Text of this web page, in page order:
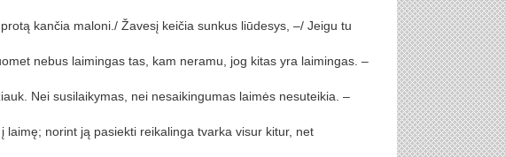
kančia maloni./ Žavesį keičia sunkus liūdesys, –/ Jeigu tu
nebus laimingas tas, kam neramu, jog kitas yra laimingas. –
Nei susilaikymas, nei nesaikingumas laimės nesuteikia. –
norint ją pasiekti reikalinga tvarka visur kitur, net